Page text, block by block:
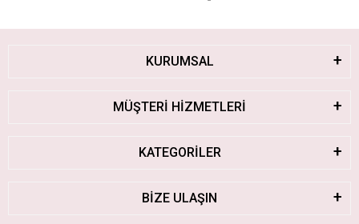
KURUMSAL
MÜŞTERİ HİZMETLERİ
KATEGORİLER
BİZE ULAŞIN